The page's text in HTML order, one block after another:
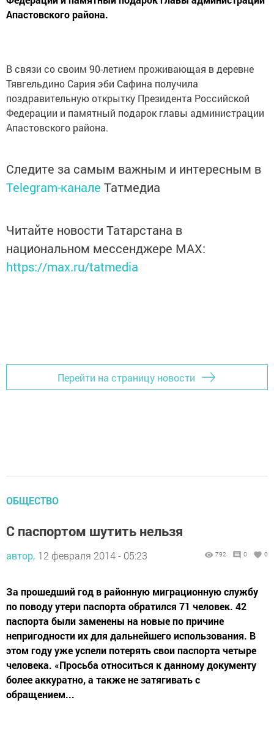
Апастовского района.
В связи со своим 90-летием проживающая в деревне
Тявгельдино Сария эби Сафина получила
поздравительную открытку Президента Российской
Федерации и памятный подарок главы администрации
Апастовского района.
Следите за самым важным и интересным в
Telegram-канале Татмедиа
Читайте новости Татарстана в
национальном мессенджере MАХ:
https://max.ru/tatmedia
Перейти на страницу новости
ОБЩЕСТВО
С паспортом шутить нельзя
автор, 12 февраля 2014 - 05:23 792 0 0
За прошедший год в районную миграционную службу
по поводу утери паспорта обратился 71 человек. 42
паспорта были заменены на новые по причине
непригодности их для дальнейшего использования. В
этом году уже успели потерять свои паспорта четыре
человека. «Просьба относиться к данному документу
более аккуратно, а также не затягивать с
обращением...